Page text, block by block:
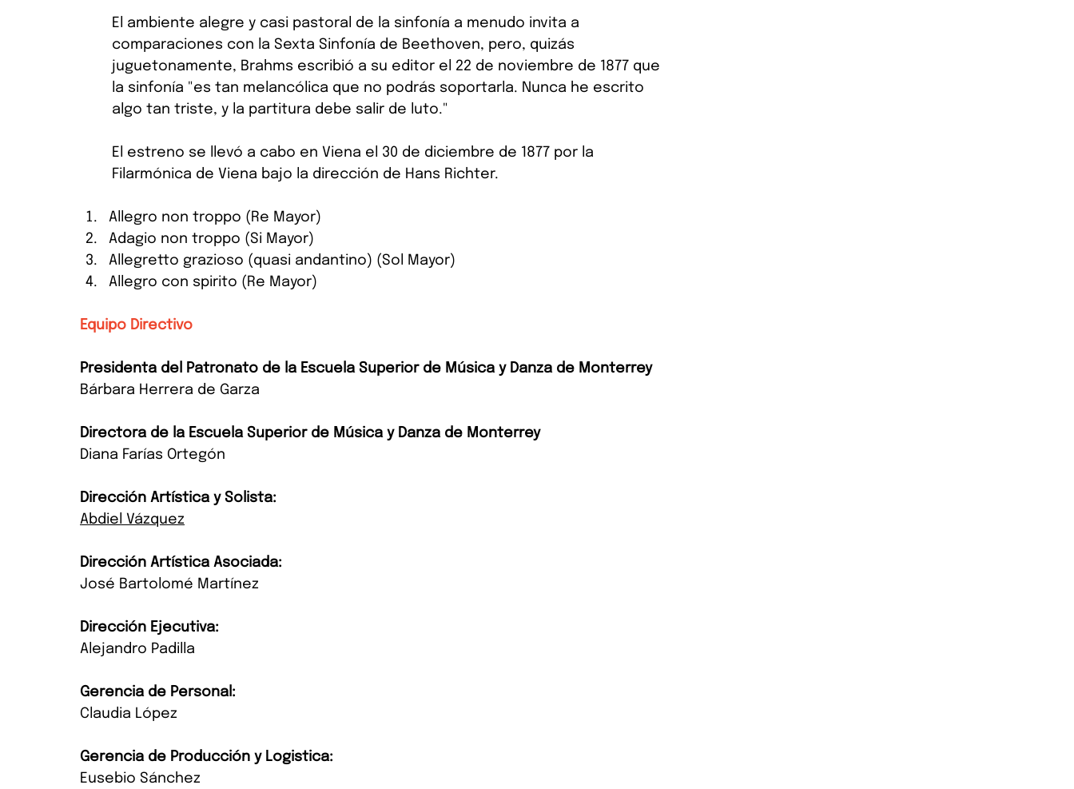
El ambiente alegre y casi pastoral de la sinfonía a menudo invita a
comparaciones con la Sexta Sinfonía de Beethoven, pero, quizás
juguetonamente, Brahms escribió a su editor el 22 de noviembre de 1877 que
la sinfonía "es tan melancólica que no podrás soportarla. Nunca he escrito
algo tan triste, y la partitura debe salir de luto."
El estreno se llevó a cabo en Viena el 30 de diciembre de 1877 por la
Filarmónica de Viena bajo la dirección de Hans Richter.
Allegro non troppo (Re Mayor)
Adagio non troppo (Si Mayor)
Allegretto grazioso (quasi andantino) (Sol Mayor)
Allegro con spirito (Re Mayor)
Equipo Directivo
Presidenta del Patronato de la Escuela Superior de Música y Danza de Monterrey
Bárbara Herrera de Garza
Directora de la Escuela Superior de Música y Danza de Monterrey
Diana Farías Ortegón
Dirección Artística y Solista:
Abdiel Vázquez
Dirección Artística Asociada:
José Bartolomé Martínez
Dirección Ejecutiva:
Alejandro Padilla
Gerencia de Personal:
Claudia López
Gerencia de Producción y Logistica:
Eusebio Sánchez